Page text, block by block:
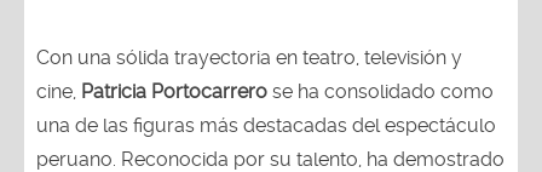
Con una sólida trayectoria en teatro, televisión y
cine, Patricia Portocarrero se ha consolidado como
una de las figuras más destacadas del espectáculo
peruano. Reconocida por su talento, ha demostrado